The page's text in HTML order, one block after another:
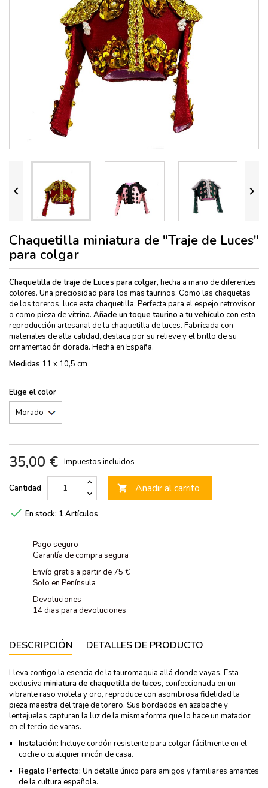
 
Chaquetilla miniatura de "Traje de Luces"
para colgar
Chaquetilla de traje de Luces para colgar, hecha a mano de diferentes
colores. Una preciosidad para los mas taurinos. Como las chaquetas
de los toreros, luce esta chaquetilla. Perfecta para el espejo retrovisor
o como pieza de vitrina. Añade un toque taurino a tu vehículo con esta
reproducción artesanal de la chaquetilla de luces. Fabricada con
materiales de alta calidad, destaca por su relieve y el brillo de su
ornamentación dorada. Hecha en España.
Medidas 11 x 10,5 cm
Elige el color
35,00 € Impuestos incluidos
Cantidad  Añadir al carrito
 En stock: 1 Artículos
Pago seguro
Garantía de compra segura
Envío gratis a partir de 75 €
Solo en Península
Devoluciones
14 dias para devoluciones
DESCRIPCIÓN DETALLES DE PRODUCTO
Lleva contigo la esencia de la tauromaquia allá donde vayas. Esta
exclusiva miniatura de chaquetilla de luces, confeccionada en un
vibrante raso violeta y oro, reproduce con asombrosa fidelidad la
pieza maestra del traje de torero. Sus bordados en azabache y
lentejuelas capturan la luz de la misma forma que lo hace un matador
en el tercio de varas.
Instalación: Incluye cordón resistente para colgar fácilmente en el
coche o cualquier rincón de casa.
Regalo Perfecto: Un detalle único para amigos y familiares amantes
de la cultura española.